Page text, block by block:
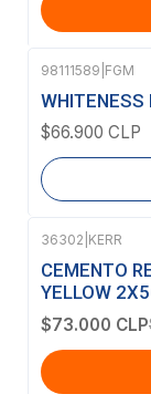
Agotado
98111589 FGM
WHITENESS
$66.900 CLP
-12%OFF
36302 KERR
CEMENTO
YELLOW
$73.000 CLP